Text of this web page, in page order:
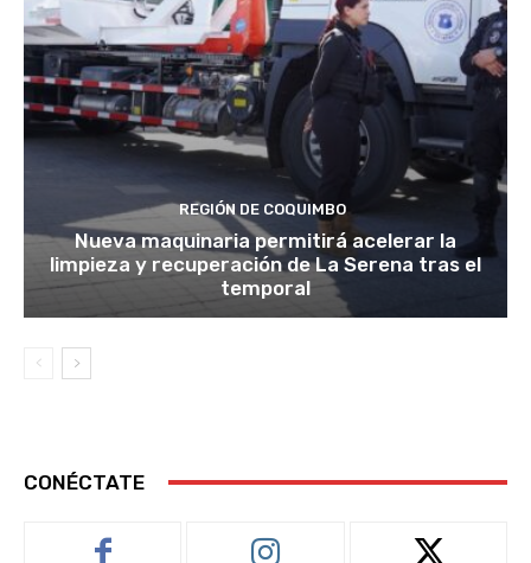
REGIÓN DE COQUIMBO
Nueva maquinaria permitirá acelerar la
limpieza y recuperación de La Serena tras el
temporal
CONÉCTATE